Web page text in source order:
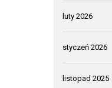
luty 2026
styczeń 2026
listopad 2025